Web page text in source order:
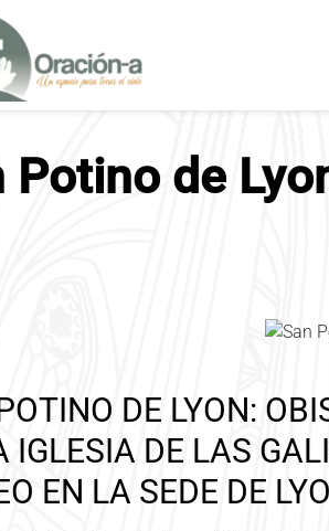
Potino de
DE LYON:
IGLESIA DE LAS
EN LA SEDE DE